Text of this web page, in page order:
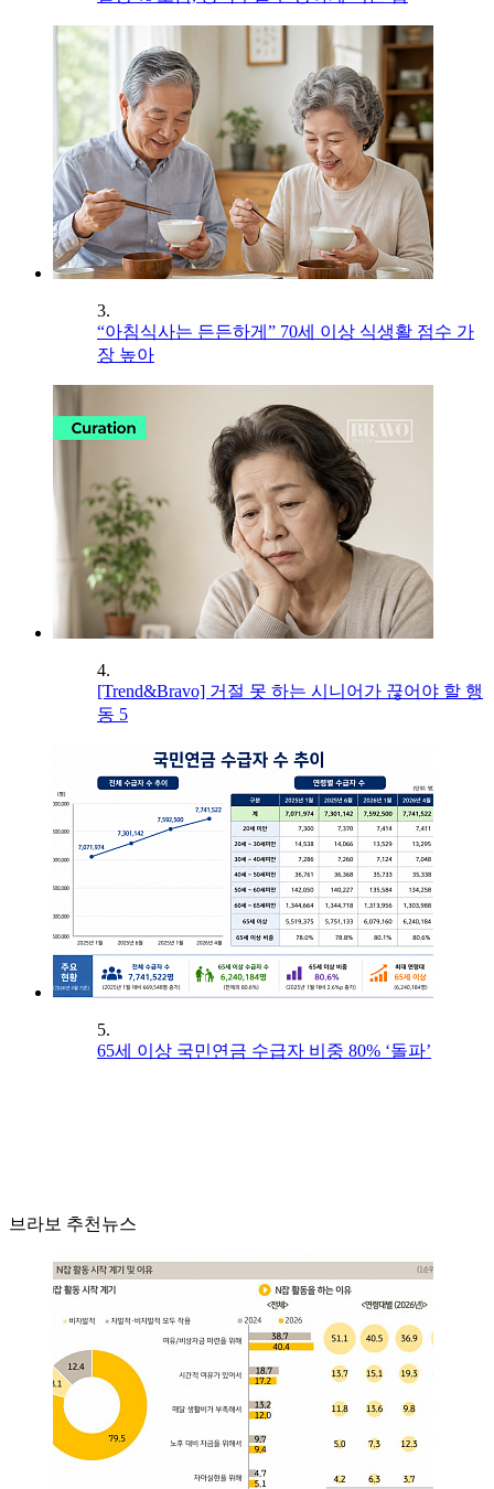
3.
“아침식사는 든든하게” 70세 이상 식생활 점수 가
장 높아
4.
[Trend&Bravo] 거절 못 하는 시니어가 끊어야 할 행
동 5
5.
65세 이상 국민연금 수급자 비중 80% ‘돌파’
브라보 추천뉴스